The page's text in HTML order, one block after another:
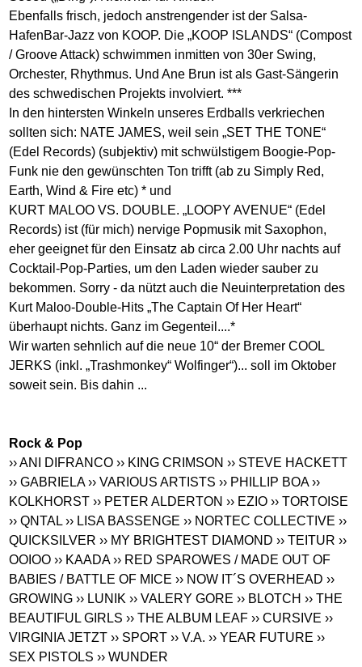
Ebenfalls frisch, jedoch anstrengender ist der Salsa-
HafenBar-Jazz von KOOP. Die „KOOP ISLANDS“ (Compost
/ Groove Attack) schwimmen inmitten von 30er Swing,
Orchester, Rhythmus. Und Ane Brun ist als Gast-Sängerin
des schwedischen Projekts involviert. ***
In den hintersten Winkeln unseres Erdballs verkriechen
sollten sich: NATE JAMES, weil sein „SET THE TONE“
(Edel Records) (subjektiv) mit schwülstigem Boogie-Pop-
Funk nie den gewünschten Ton trifft (ab zu Simply Red,
Earth, Wind & Fire etc) * und
KURT MALOO VS. DOUBLE. „LOOPY AVENUE“ (Edel
Records) ist (für mich) nervige Popmusik mit Saxophon,
eher geeignet für den Einsatz ab circa 2.00 Uhr nachts auf
Cocktail-Pop-Parties, um den Laden wieder sauber zu
bekommen. Sorry - da nützt auch die Neuinterpretation des
Kurt Maloo-Double-Hits „The Captain Of Her Heart“
überhaupt nichts. Ganz im Gegenteil....*
Wir warten sehnlich auf die neue 10“ der Bremer COOL
JERKS (inkl. „Trashmonkey“ Wolfinger“)... soll im Oktober
soweit sein. Bis dahin ...
Rock & Pop
›› ANI DIFRANCO ›› KING CRIMSON ›› STEVE HACKETT
›› GABRIELA ›› VARIOUS ARTISTS ›› PHILLIP BOA ››
KOLKHORST ›› PETER ALDERTON ›› EZIO ›› TORTOISE
›› QNTAL ›› LISA BASSENGE ›› NORTEC COLLECTIVE ››
QUICKSILVER ›› MY BRIGHTEST DIAMOND ›› TEITUR ››
OOIOO ›› KAADA ›› RED SPAROWES / MADE OUT OF
BABIES / BATTLE OF MICE ›› NOW IT´S OVERHEAD ››
GROWING ›› LUNIK ›› VALERY GORE ›› BLOTCH ›› THE
BEAUTIFUL GIRLS ›› THE ALBUM LEAF ›› CURSIVE ››
VIRGINIA JETZT ›› SPORT ›› V.A. ›› YEAR FUTURE ››
SEX PISTOLS ›› WUNDER